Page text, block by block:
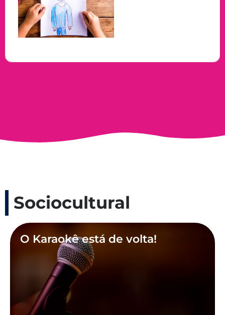
Sociocultural
O Karaokê está de volta!